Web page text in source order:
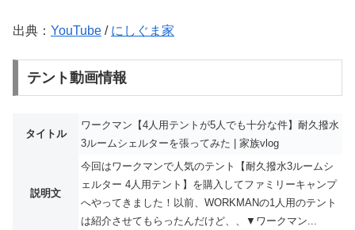
出典： YouTube / にしぐま家
テント動画情報
タイトル
ワークマン【4人用テントが5人でも十分な件】耐久撥水
3ルームシェルターを張ってみた | 家族vlog
説明文
今回はワークマンで人気のテント【耐久撥水3ルームシ
ェルター 4人用テント】を購入してファミリーキャンプ
へやってきました！以前、WORKMANの1人用のテント
は紹介させてもらったんだけど、、▼ワークマン...